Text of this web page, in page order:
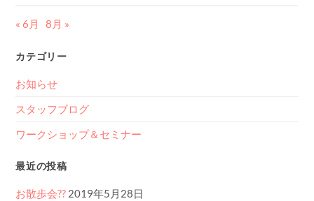
« 6月 8月 »
カテゴリー
お知らせ
スタッフブログ
ワークショップ＆セミナー
最近の投稿
お散歩会?? 2019年5月28日